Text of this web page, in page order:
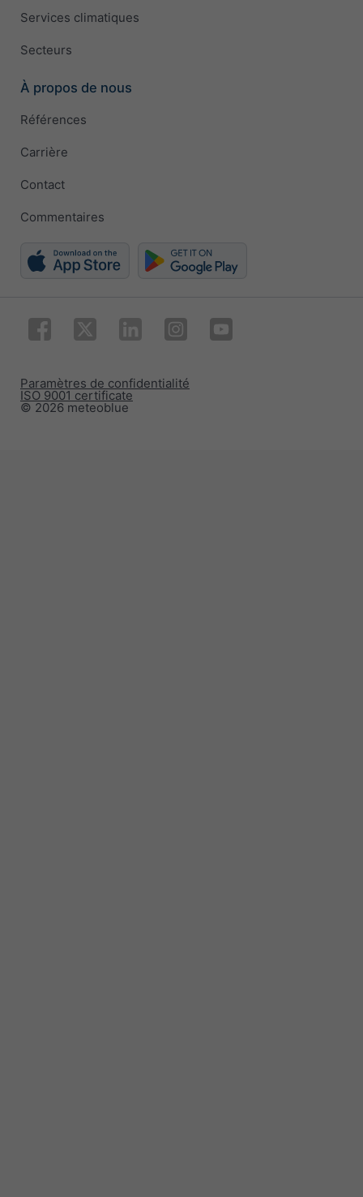
Services climatiques
Secteurs
À propos de nous
Références
Carrière
Contact
Commentaires
© 2026 meteoblue
ISO 9001 certificate
Paramètres de confidentialité